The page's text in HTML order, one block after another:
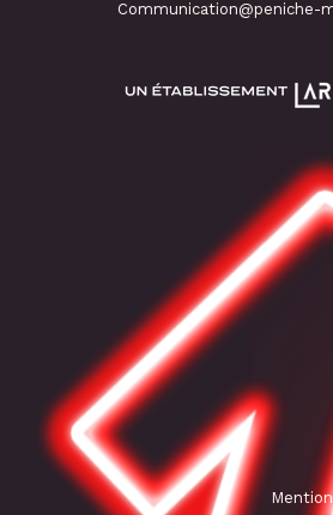
Communication@peniche-